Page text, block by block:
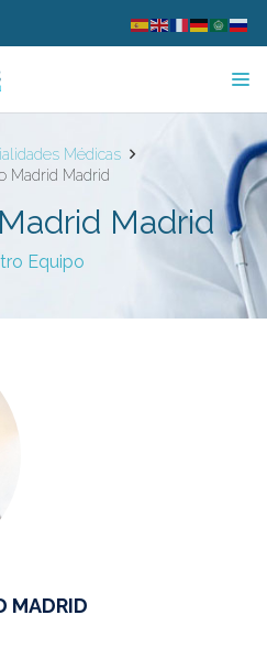
Médicas
Madrid Madrid
Madrid
Equipo
MADRID